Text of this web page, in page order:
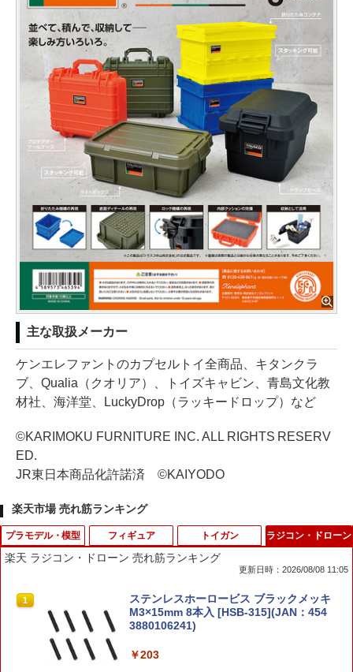
主な取扱メーカー
ケンエレファントのカプセルトイ全商品、キタンクラ
ブ、Qualia（クオリア）、トイズキャビン、青島文化教
材社、海洋堂、LuckyDrop（ラッキードロップ）など
©KARIMOKU FURNITURE INC. ALL RIGHTS RESERV
ED.
JR東日本商品化許諾済 ©KAIYODO
楽天市場 売れ筋ランキング
プラモデル・模型
1
SUZUKI スズキコレクション 99000-79N
P0-025 プルバックミニカー ジムニー ノ
マド ブルー スズキ純正グッズ ミニカー
￥2,200
フィギュア
1
【2025年8月30日発売】【新品】『日本
語版』バトルトーム：ナイトホーント
[ウォーハンマー] (BATTLETOME: NIGH
応】
トイガン
1
【P5倍★】ITW NEXUS（ITWネクサ
ス） Tac-Toggle タック トグル 【メー
ル便】【全品P5倍★8月4日20：00〜11
ラジコン・ドローン
楽天 ラジコン・ドローン 売れ筋ランキング
更新日時：2026/08/08 11:05
1
ステンレスホーロービス ブラックメッキ
M3×15mm 8本入 [HSB-315](JAN：454
3880106241)
￥203